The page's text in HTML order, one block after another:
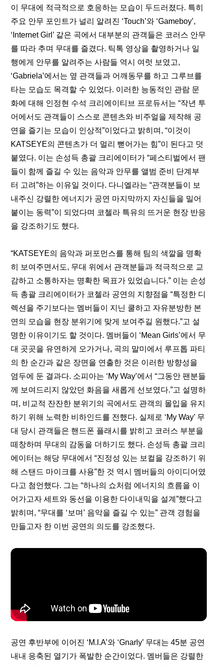
이 무대에 적극적으로 호응하는 모습이 두드러졌다. 특히
주요 안무 포인트가 널리 알려진 ‘Touch’와 ‘Gameboy’,
‘Internet Girl’ 같은 곡에서 대부분의 관객들은 코러스 안무
를 따라 추며 무대를 즐겼다. 틱톡 영상을 촬영하거나 일
행에게 안무를 알려주는 사람들 역시 여럿 보였고,
‘Gabriela’에서는 옆 관객들과 어깨동무를 하고 그루브를
타는 모습도 목격할 수 있었다. 이러한 능동적인 관람 문
화에 대해 인정현 수석 크리에이티브 프로듀서는 “작년 투
어에서도 관객들이 스스로 콘텐츠와 비주얼을 제작해 공
연을 즐기는 모습이 인상적”이었다고 밝히며, “이것이
KATSEYE의 콘텐츠가 더 멀리 뻗어가는 힘”이 된다고 덧
붙였다. 이는 손성득 총괄 크리에이터가 “페스티벌에서 팬
들이 함께 즐길 수 있는 음악과 안무를 앨범 준비 단계부
터 고려”하는 이유일 것이다. 다니엘라는 “관객분들이 보
내주신 강렬한 에너지가 공연 마지막까지 자신들을 밀어
붙이는 동력”이 되었다며 코첼라 특유의 뜨거운 현장 반응
을 강조하기도 했다.
“KATSEYE의 음악과 퍼포먼스를 통해 팀의 색깔을 명확
히 보여주면서도, 무대 위에서 관객분들과 적극적으로 교
감하고 소통하자는 명확한 목표가 있었습니다.” 이는 손성
득 총괄 크리에이터가 코첼라 공연의 지향점을 “특정한 디
렉션을 주기보다는 멤버들이 지닌 쿨하고 자유분방한 본
연의 모습을 현장 분위기에 맞게 보여주길 원했다.”고 설
명한 이유이기도 할 것이다. 멤버들이 ‘Mean Girls’에서 무
대 곳곳을 유연하게 오가거나, 곡의 말미에서 루프톱 파티
의 한 순간과 같은 장면을 연출한 것은 이러한 방향성을
염두에 둔 결과다. 소피아는 ‘My Way’에서 “그동안 팬분들
께 보여드리지 않았던 화음을 새롭게 선보였다.”고 설명하
며, 비교적 잔잔한 분위기의 곡에서도 관객의 몰입을 유지
하기 위해 노력한 비하인드를 전했다. 실제로 ‘My Way’ 무
대 당시 관객들은 핸드폰 플래시를 밝히고 코러스 부분을
떼창하며 무대의 감동을 더하기도 했다. 손성득 총괄 크리
에이터는 해당 무대에서 “진정성 있는 보컬을 강조하기 위
해 스탠드 마이크를 사용”한 것 역시 멤버들의 아이디어였
다고 첨언했다. 그는 “하나의 쇼처럼 에너지의 흐름을 이
어가고자 세트와 동선을 이용한 다이내믹을 설계”했다고
밝히며, “무대를 ‘보며’ 음악을 즐길 수 있는” 관객 경험을
만들고자 한 이번 공연의 의도를 강조했다.
공연 후반부에 이어진 ‘M.I.A’와 ‘Gnarly’ 무대는 45분 공연
내내 응축된 열기가 폭발한 순간이었다. 멤버들은 강렬한